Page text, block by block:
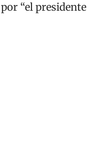
“el presidente